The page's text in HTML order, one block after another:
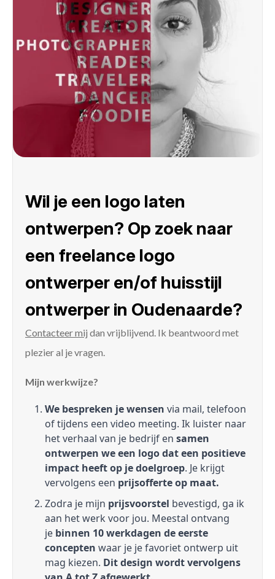
Wil je een logo laten
ontwerpen? Op zoek naar
een freelance logo
ontwerper en/of huisstijl
ontwerper in Oudenaarde?
Contacteer mij dan vrijblijvend. Ik beantwoord met
plezier al je vragen.
Mijn werkwijze?
We bespreken je wensen via mail, telefoon
of tijdens een video meeting. Ik luister naar
het verhaal van je bedrijf en samen
ontwerpen we een logo dat een positieve
impact heeft op je doelgroep. Je krijgt
vervolgens een prijsofferte op maat.
Zodra je mijn prijsvoorstel bevestigd, ga ik
aan het werk voor jou. Meestal ontvang
je binnen 10 werkdagen de eerste
concepten waar je je favoriet ontwerp uit
mag kiezen. Dit design wordt vervolgens